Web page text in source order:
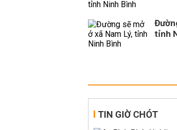
tỉnh
TIN GIỜ CHÓT